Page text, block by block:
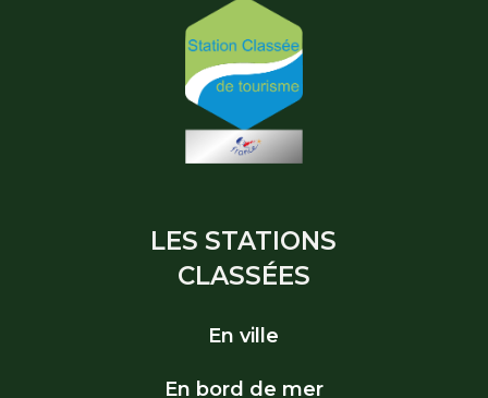
LES STATIONS
CLASSÉES
En ville
En bord de mer